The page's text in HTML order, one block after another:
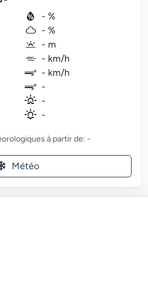
- %
- %
- m
- km/h
- km/h
-
-
-
à partir de: -
Météo